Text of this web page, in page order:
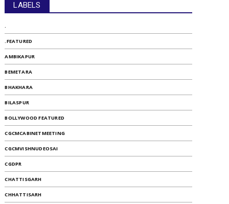
LABELS
.
.FEATURED
AMBIKAPUR
BEMETARA
BHAKHARA
BILASPUR
BOLLYWOOD FEATURED
CGCMCABINETMEETING
CGCMVISHNUDEOSAI
CGDPR
CHATTISGARH
CHHATTISARH